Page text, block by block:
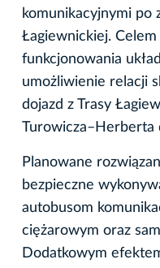
komunikacyjnymi po
Łagiewnickiej.
funkcjonowania
umożliwienie relacji
dojazd z Trasy
Turowicza–Herberta
Planowane
bezpieczne
autobusom
ciężarowym oraz
Dodatkowym